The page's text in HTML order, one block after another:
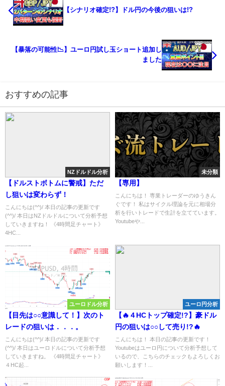
【シナリオ確定!?】ドル円の今後の狙いは!?
【暴落の可能性📉】ユーロ円試し玉ショート追加し
ました
おすすめの記事
NZドルドル分析
【ドルストボトムに警戒】ただ
し狙いは変わらず！
こんにちは(^^)/ 本日の記事の更新です
(^^)/ 本日はNZドルドルについて分析予想
していきますね！ 《4時間足チャート》
4HC...
未分類
【専用】
こんにちは！ 専業トレーダーのゆうきん
ぐです！ 私はサイクル理論を元に相場分
析を行いトレードで生計を立てています。
Youtubeや...
ユーロドル分析
【目先は○○意識して！】次のト
レードの狙いは．．．。
こんにちは(^^)/ 本日の記事の更新です
(^^)/ 本日はユーロドルについて分析予想
していきますね。 《4時間足チャート》
４HC起...
ユーロ円分析
【🔥４HCトップ確定!?】豪ドル
円の狙いは○○して売り!?🔥
こんにちは！ 本日の記事の更新です！
Youtubeはユーロ円について分析予想して
いるので、こちらのチェックもよろしくお
願いします！...